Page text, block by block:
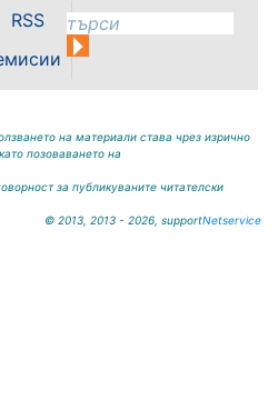
а
състоя пред
и бе част
RSS
на материали става чрез изрично
позоваването на
за публикуваните читателски
© 2013, 2013 - 2026, supportNetservice